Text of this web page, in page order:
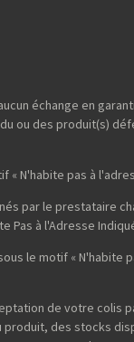
échange en
ou des produit(s)
« N'habite pas à
par le prestataire
Pas à l'Adresse
le motif « N'habite
de votre colis
produit, des stocks